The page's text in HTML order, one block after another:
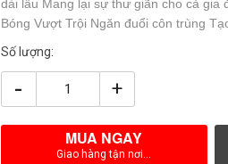
dài lâu Mang lại sự thư giãn cho cả gia
Bóng Vượt Trội Ngăn đuổi côn trùng
Số lượng:
- +
MUA NGAY
Giao hàng tận nơi...